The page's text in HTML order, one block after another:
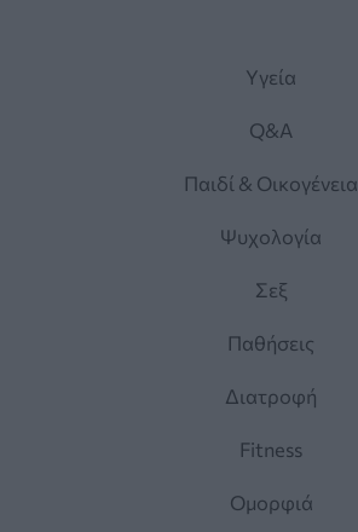
Yγεία
Q&A
Παιδί & Οικογένεια
Ψυχολογία
Σεξ
Παθήσεις
Διατροφή
Fitness
Ομορφιά